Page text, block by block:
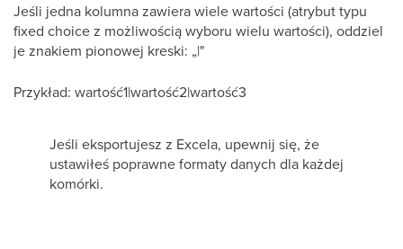
Jeśli jedna kolumna zawiera wiele wartości (atrybut typu
fixed choice z możliwością wyboru wielu wartości), oddziel
je znakiem pionowej kreski: „|"
Przykład: wartość1|wartość2|wartość3
Jeśli eksportujesz z Excela, upewnij się, że
ustawiłeś poprawne formaty danych dla każdej
komórki.